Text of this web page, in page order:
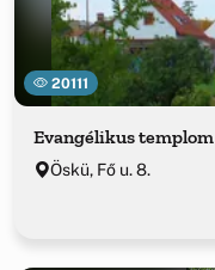
20111
Evangélikus templom
Öskü, Fő u. 8.